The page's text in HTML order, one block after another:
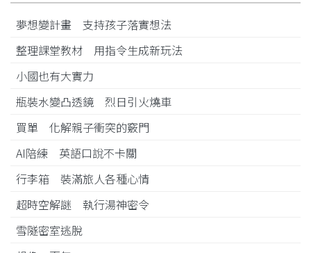
夢想變計畫 支持孩子落實想法
整理課堂教材 用指令生成新玩法
小國也有大實力
瓶裝水變凸透鏡 烈日引火燒車
買單 化解親子衝突的竅門
AI陪練 英語口說不卡關
行李箱 裝滿旅人各種心情
超時空解謎 執行湯神密令
雪隧密室逃脫